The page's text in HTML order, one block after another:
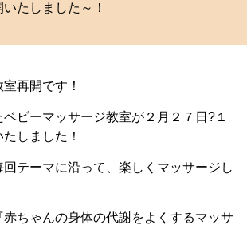
たしました～！
再開です！
ビーマッサージ教室が２月２７日?１
しました！
回テーマに沿って、楽しくマッサージし
ちゃんの身体の代謝をよくするマッサ